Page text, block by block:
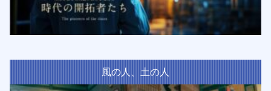
風の人、土の人